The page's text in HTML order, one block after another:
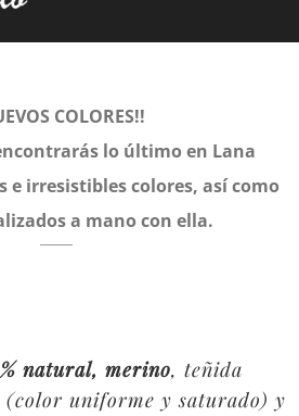
COLORES!!
lo último en Lana
e irresistibles colores, así como
a mano con ella.
natural, merino, teñida
uniforme y saturado) y